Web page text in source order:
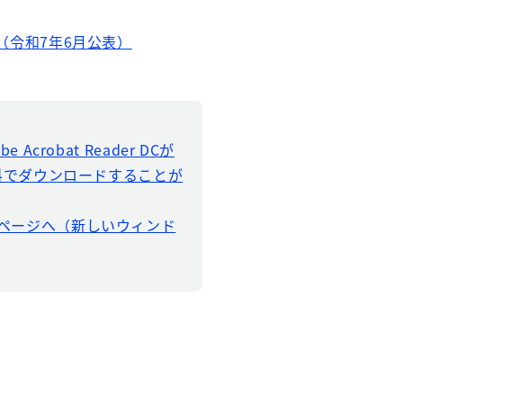
和7年6月公表）
Acrobat Reader DCが
ダウンロードすることが
ジへ（新しいウィンド